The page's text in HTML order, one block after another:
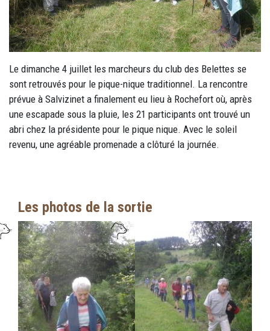
Le dimanche 4 juillet les marcheurs du club des Belettes se
sont retrouvés pour le pique-nique traditionnel. La rencontre
prévue à Salvizinet a finalement eu lieu à Rochefort où, après
une escapade sous la pluie, les 21 participants ont trouvé un
abri chez la présidente pour le pique nique. Avec le soleil
revenu, une agréable promenade a clôturé la journée.
Les photos de la sortie